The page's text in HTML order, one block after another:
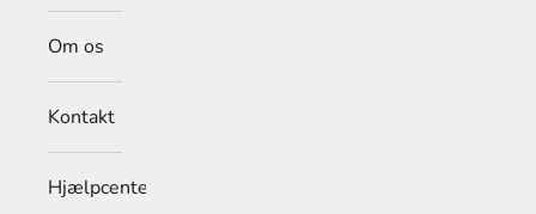
Om os
Kontakt
Hjælpcenter